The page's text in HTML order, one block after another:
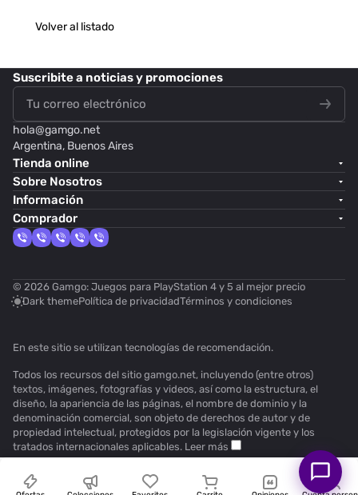
Volver al listado
Suscribitea noticias y promociones
hola@gamgo.net
Argentina, Buenos Aires
Tienda online
Sobre Nosotros
Información
Comprador
© 2026 Gamgo: Juegos para PlayStation 4 y 5 al mejor precio
Dark themePolítica de privacidadTérminos y condiciones
En este sitio se utilizan tecnologías de recomendación.
Todos los recursos del sitio gamgo.net, incluyendo (entre otros)
textos, imágenes, fotografías y videos, así como la estructura, el
diseño, la apariencia de las páginas, el nombre de dominio y la
denominación comercial, son objeto de derechos de autor y de
propiedad intelectual, protegidos por la legislación vigente y los
tratados internacionales aplicables. Leer más